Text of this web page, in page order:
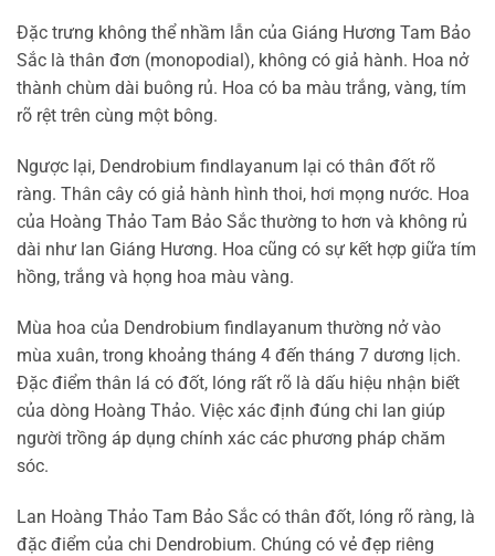
Đặc trưng không thể nhầm lẫn của Giáng Hương Tam Bảo
Sắc là thân đơn (monopodial), không có giả hành. Hoa nở
thành chùm dài buông rủ. Hoa có ba màu trắng, vàng, tím
rõ rệt trên cùng một bông.
Ngược lại, Dendrobium findlayanum lại có thân đốt rõ
ràng. Thân cây có giả hành hình thoi, hơi mọng nước. Hoa
của Hoàng Thảo Tam Bảo Sắc thường to hơn và không rủ
dài như lan Giáng Hương. Hoa cũng có sự kết hợp giữa tím
hồng, trắng và họng hoa màu vàng.
Mùa hoa của Dendrobium findlayanum thường nở vào
mùa xuân, trong khoảng tháng 4 đến tháng 7 dương lịch.
Đặc điểm thân lá có đốt, lóng rất rõ là dấu hiệu nhận biết
của dòng Hoàng Thảo. Việc xác định đúng chi lan giúp
người trồng áp dụng chính xác các phương pháp chăm
sóc.
Lan Hoàng Thảo Tam Bảo Sắc có thân đốt, lóng rõ ràng, là
đặc điểm của chi Dendrobium. Chúng có vẻ đẹp riêng